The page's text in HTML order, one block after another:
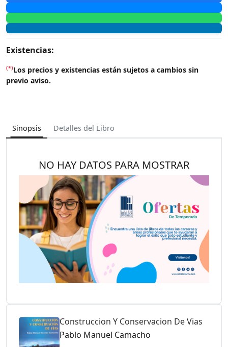
Existencias:
(*)Los precios y existencias están sujetos a cambios sin
previo aviso.
Sinopsis Detalles del Libro
NO HAY DATOS PARA MOSTRAR
Construccion Y Conservacion De Vias
Pablo Manuel Camacho